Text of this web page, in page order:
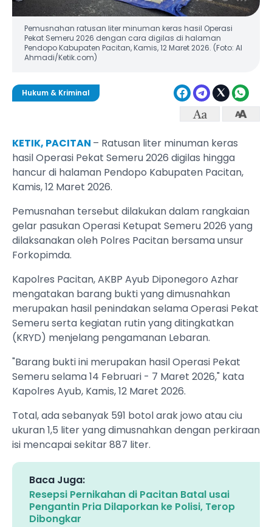
Pemusnahan ratusan liter minuman keras hasil Operasi
Pekat Semeru 2026 dengan cara digilas di halaman
Pendopo Kabupaten Pacitan, Kamis, 12 Maret 2026. (Foto: Al
Ahmadi/Ketik.com)
Hukum & Kriminal
KETIK, PACITAN – Ratusan liter minuman keras
hasil Operasi Pekat Semeru 2026 digilas hingga
hancur di halaman Pendopo Kabupaten Pacitan,
Kamis, 12 Maret 2026.
Pemusnahan tersebut dilakukan dalam rangkaian
gelar pasukan Operasi Ketupat Semeru 2026 yang
dilaksanakan oleh Polres Pacitan bersama unsur
Forkopimda.
Kapolres Pacitan, AKBP Ayub Diponegoro Azhar
mengatakan barang bukti yang dimusnahkan
merupakan hasil penindakan selama Operasi Pekat
Semeru serta kegiatan rutin yang ditingkatkan
(KRYD) menjelang pengamanan Lebaran.
"Barang bukti ini merupakan hasil Operasi Pekat
Semeru selama 14 Februari - 7 Maret 2026," kata
Kapolres Ayub, Kamis, 12 Maret 2026.
Total, ada sebanyak 591 botol arak jowo atau ciu
ukuran 1,5 liter yang dimusnahkan dengan perkiraan
isi mencapai sekitar 887 liter.
Baca Juga:
Resepsi Pernikahan di Pacitan Batal usai
Pengantin Pria Dilaporkan ke Polisi, Terop
Dibongkar